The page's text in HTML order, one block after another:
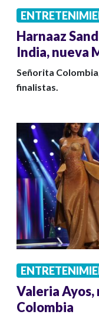
Harnaaz
India, nueva
Señorita
finalistas.
Valeria Ayos,
Colombia